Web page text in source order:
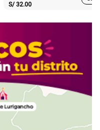
S/ 32.00